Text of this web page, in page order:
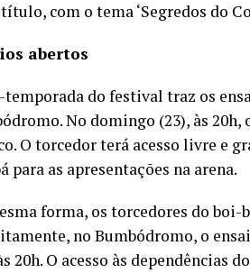
com o tema ‘Segredos do
abertos
temporada do festival traz os
No domingo (23), às
O torcedor terá acesso livre e
para as apresentações na arena.
forma, os torcedores do
no Bumbódromo, o
20h. O acesso às